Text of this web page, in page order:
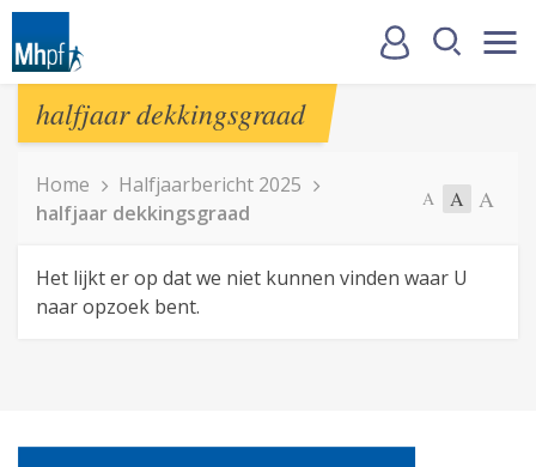
halfjaar dekkingsgraad
Home
Halfjaarbericht 2025
halfjaar dekkingsgraad
A A A
Het lijkt er op dat we niet kunnen vinden waar U
naar opzoek bent.